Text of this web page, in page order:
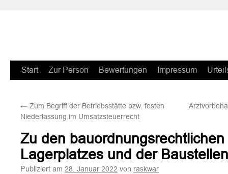
Zum
springen
Start Zur Person Bewertungen Impressum
← Zum Begriff der Betriebsstätte bzw. festen
Niederlassung im Umsatzsteuerrecht
Zu den
Lagerplatzes und der
Publiziert am 28. Januar 2022 von raskwar